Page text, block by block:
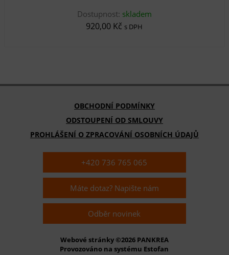
Dostupnost: skladem
920,00 Kč s DPH
OBCHODNÍ PODMÍNKY
ODSTOUPENÍ OD SMLOUVY
PROHLÁŠENÍ O ZPRACOVÁNÍ OSOBNÍCH ÚDAJŮ
+420 736 765 065
Máte dotaz? Napište nám
Odběr novinek
Webové stránky ©2026 PANKREA
Provozováno na systému Estofan